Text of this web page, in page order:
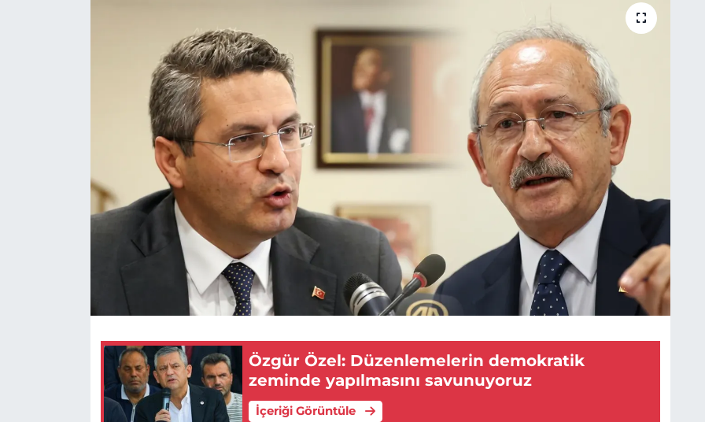
Özgür Özel: Düzenlemelerin demokratik
zeminde yapılmasını savunuyoruz
İçeriği Görüntüle